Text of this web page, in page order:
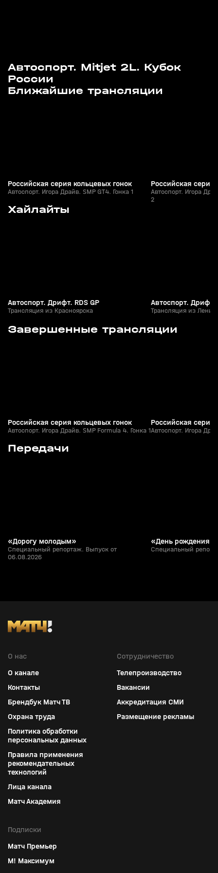
Автоспорт. Mitjet 2L. Кубок
России
Ближайшие трансляции
Сегодня, 15:00
Российская серия кольцевых гонок
Автоспорт. Игора Драйв. SMP GT4. Гонка 1
Российская серия
Автоспорт. Игора
2
Хайлайты
07 авг, 15:28
Автоспорт. Дрифт. RDS GP
Трансляция из Красноярска
Автоспорт. Дрифт.
Трансляция из
Завершенные трансляции
Сегодня, 12:40
Российская серия кольцевых гонок
Автоспорт. Игора Драйв. SMP Formula 4. Гонка 1
Российская серия
Автоспорт. Игора
Передачи
06 авг, 13:15
«Дорогу молодым»
Специальный репортаж. Выпуск от
06.08.2026
«День рождения
Специальный
О нас
О канале
Контакты
Брендбук Матч ТВ
Охрана труда
Политика обработки
персональных данных
Правила применения
рекомендательных
технологий
Лица канала
Матч Академия
Сотрудничество
Телепроизводство
Вакансии
Аккредитация СМИ
Размещение рекламы
Подписки
Матч Премьер
М! Максимум